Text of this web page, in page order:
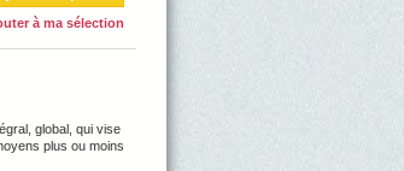
à ma sélection
global, qui vise
plus ou moins